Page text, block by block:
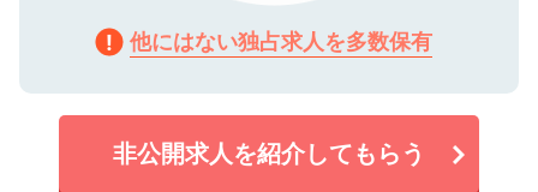
他にはない独占求人を多数保有
非公開求人を紹介してもらう